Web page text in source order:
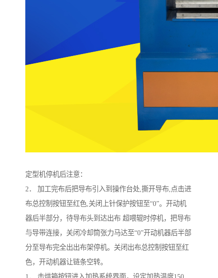
定型机停机后注意：
2． 加工完布后把导布引入到操作台处,撕开导布,点击进
布总控制按钮至红色,关闭上针保护按钮至“0”。开动机
器后半部分，待导布头到达出布 超喂辊时停机，把导布
与导带连接，关闭冷却筒张力马达至“0”开动机器后半部
分至导布完全出出布架停机。关闭出布总控制按钮至红
色，开动机器让链条空转。